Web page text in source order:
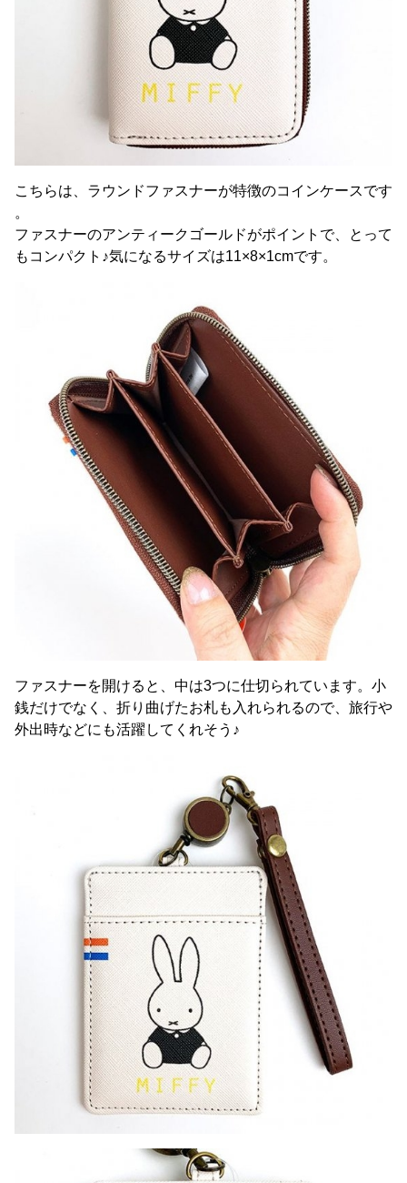
こちらは、ラウンドファスナーが特徴のコインケースです
。
ファスナーのアンティークゴールドがポイントで、とって
もコンパクト♪気になるサイズは11×8×1cmです。
ファスナーを開けると、中は3つに仕切られています。小
銭だけでなく、折り曲げたお札も入れられるので、旅行や
外出時などにも活躍してくれそう♪